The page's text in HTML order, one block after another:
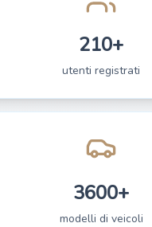
210+
utenti registrati
3600+
modelli di veicoli